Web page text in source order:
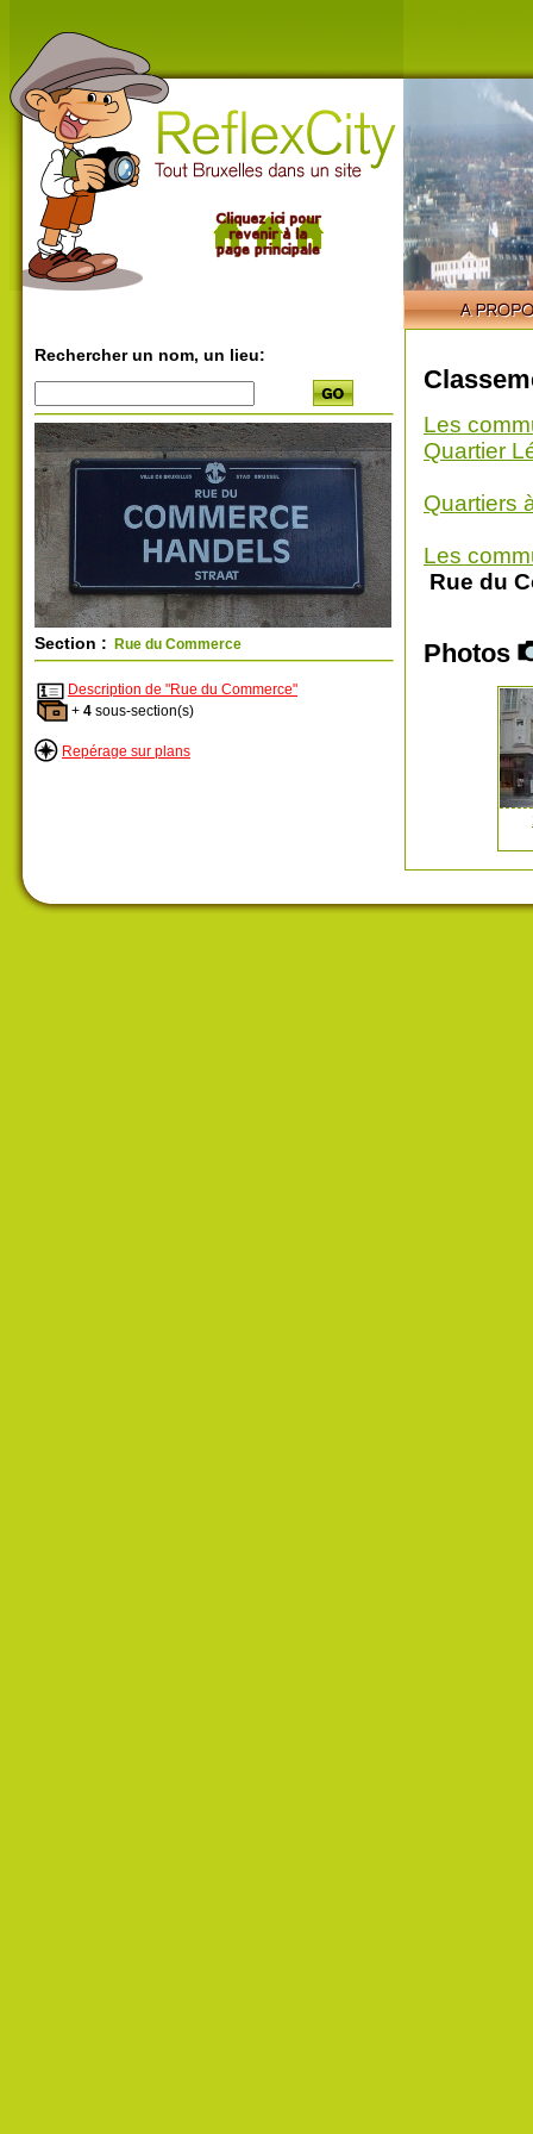
Rechercher un nom, un lieu:
Section : Rue du Commerce
Description de "Rue du Commerce"
+ 4 sous-section(s)
Repérage sur plans
Les
Quartier
Quartiers
Les
Rue du
Photos